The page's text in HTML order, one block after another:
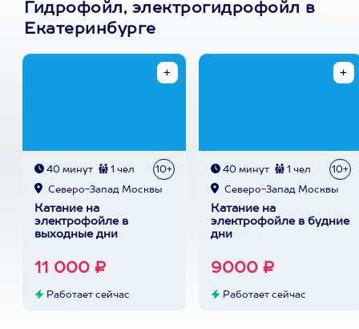
Гидрофойл, электрогидрофойл в
Екатеринбурге
40 минут 1 чел 10+
Северо-Запад Москвы
Катание на
электрофойле в
выходные дни
11 000 ₽
Работает сейчас
40 минут 1 чел 10+
Северо-Запад Москвы
Катание на
электрофойле в будние
дни
9000 ₽
Работает сейчас